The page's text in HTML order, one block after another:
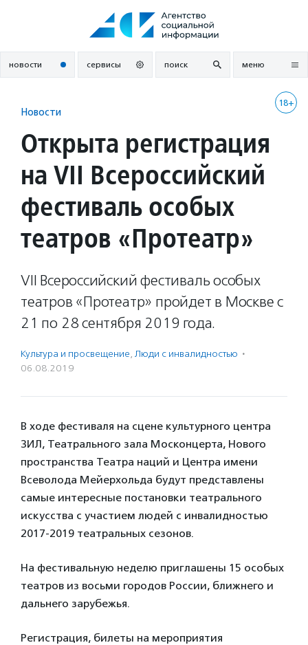
новости сервисы поиск меню
18+
Новости
Открыта регистрация
на VII Всероссийский
фестиваль особых
театров «Протеатр»
VII Всероссийский фестиваль особых
театров «Протеатр» пройдет в Москве с
21 по 28 сентября 2019 года.
Культура и просвещение, Люди с инвалидностью ·
06.08.2019
В ходе фестиваля на сцене культурного центра
ЗИЛ, Театрального зала Москонцерта, Нового
пространства Театра наций и Центра имени
Всеволода Мейерхольда будут представлены
самые интересные постановки театрального
искусства с участием людей с инвалидностью
2017-2019 театральных сезонов.
На фестивальную неделю приглашены 15 особых
театров из восьми городов России, ближнего и
дальнего зарубежья.
Регистрация, билеты на мероприятия